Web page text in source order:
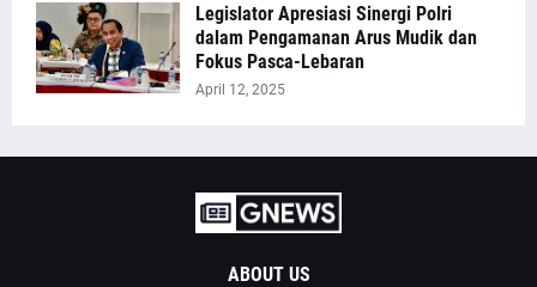
Legislator Apresiasi Sinergi Polri
dalam Pengamanan Arus Mudik dan
Fokus Pasca-Lebaran
April 12, 2025
ABOUT US